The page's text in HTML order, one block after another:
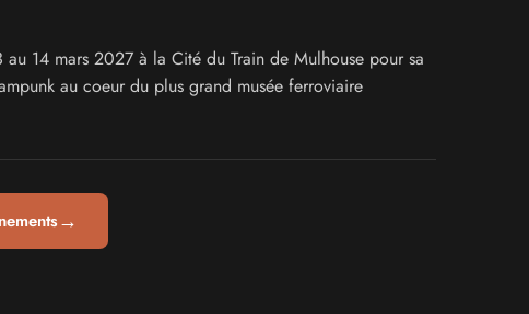
14 mars 2027 à la Cité du Train de Mulhouse pour sa
au coeur du plus grand musée ferroviaire
→